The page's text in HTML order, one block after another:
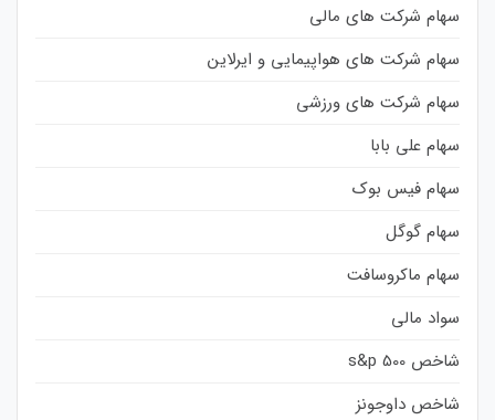
سهام شرکت های مالی
سهام شرکت های هواپیمایی و ایرلاین
سهام شرکت های ورزشی
سهام علی بابا
سهام فیس بوک
سهام گوگل
سهام ماکروسافت
سواد مالی
شاخص s&p 500
شاخص داوجونز